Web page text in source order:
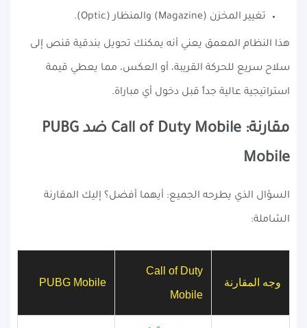
تغيير المخزن (Magazine) والمنظار (Optic).
هذا النظام المعمق يعني أنه يمكنك تحويل بندقية قنص إلى
سلاح سريع للحركة القريبة، أو العكس، مما يعطي قيمة
استراتيجية عالية جداً قبل دخول أي مباراة.
مقارنة: Call of Duty Mobile ضد PUBG
Mobile
السؤال الذي يطرحه الجميع: أيهما أفضل؟ إليك المقارنة
الشاملة:
وجه المقارنة
Call of Duty
Mobile
PUBG Mobile